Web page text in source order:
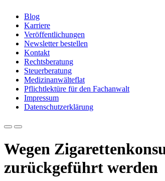
Blog
Karriere
Veröffentlichungen
Newsletter bestellen
Kontakt
Rechtsberatung
Steuerberatung
Medizinanwälteflat
Pflichtlektüre für den Fachanwalt
Impressum
Datenschutzerklärung
Wegen
zurückgeführt werden